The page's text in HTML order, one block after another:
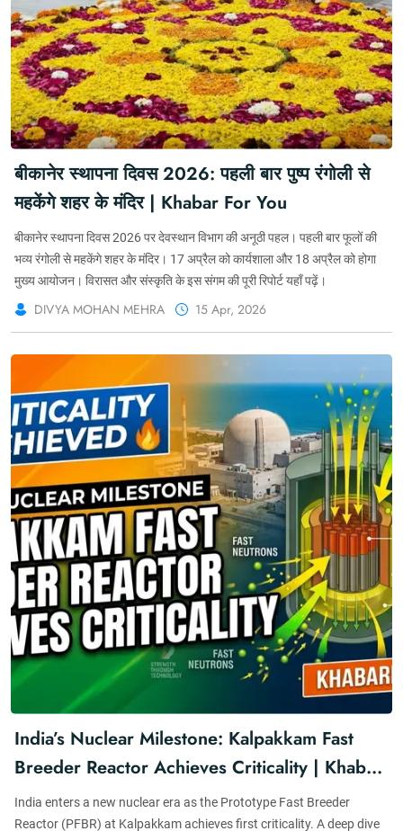
बीकानेर स्थापना दिवस 2026: पहली बार पुष्प रंगोली से
महकेंगे शहर के मंदिर | Khabar For You
बीकानेर स्थापना दिवस 2026 पर देवस्थान विभाग की अनूठी पहल। पहली बार फूलों की
भव्य रंगोली से महकेंगे शहर के मंदिर। 17 अप्रैल को कार्यशाला और 18 अप्रैल को होगा
मुख्य आयोजन। विरासत और संस्कृति के इस संगम की पूरी रिपोर्ट यहाँ पढ़ें।
DIVYA MOHAN MEHRA 15 Apr, 2026
India’s Nuclear Milestone: Kalpakkam Fast
Breeder Reactor Achieves Criticality | Khabar
For You
India enters a new nuclear era as the Prototype Fast Breeder
Reactor (PFBR) at Kalpakkam achieves first criticality. A deep dive